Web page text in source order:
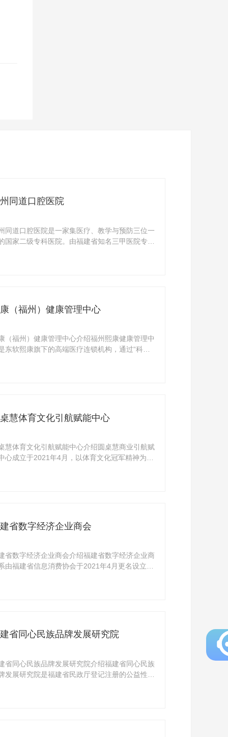
同道口腔医院
同道口腔医院是一家集医疗、教学与预防三位一
国家二级专科医院。由福建省知名三甲医院专家
（福州）健康管理中心
（福州）健康管理中心介绍福州熙康健康管理中
东软熙康旗下的高端医疗连锁机构，通过“科
慧体育文化引航赋能中心
慧体育文化引航赋能中心介绍圆桌慧商业引航赋
心成立于2021年4月，以体育文化冠军精神为引
省数字经济企业商会
省数字经济企业商会介绍福建省数字经济企业商
由福建省信息消费协会于2021年4月更名设立。
省同心民族品牌发展研究院
省同心民族品牌发展研究院介绍福建省同心民族
发展研究院是福建省民政厅登记注册的公益性服